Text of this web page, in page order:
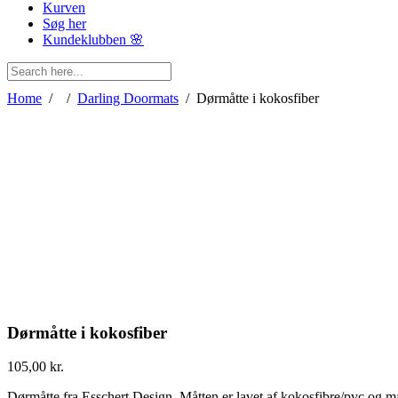
Kurven
Søg her
Kundeklubben 🌸
Home / / Darling Doormats / Dørmåtte i kokosfiber
Dørmåtte i kokosfiber
105,00 kr.